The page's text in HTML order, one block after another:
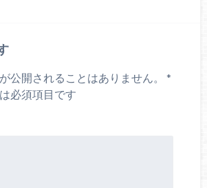
公開されることはありません。
*
必須項目です